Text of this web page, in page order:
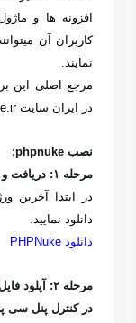
افزونه ها و
کاربران آن
نمایند.
مرجع اصلی این
در ایران سایت
نصب phpnuke:
مرحله ۱
: دریافت
در ابتدا آخرین
دانلود نمایید.
دانلود PHPNuke
مرحله ۲ :
آپلود
در کنترل پنل سی